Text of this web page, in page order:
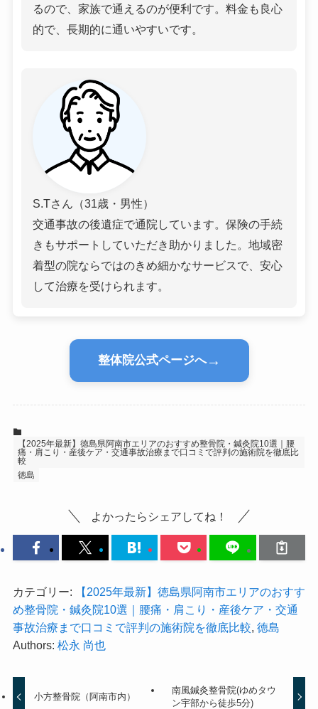
るので、家族で通えるのが便利です。料金も良心
的で、長期的に通いやすいです。
S.Tさん（31歳・男性）
交通事故の後遺症で通院しています。保険の手続
きもサポートしていただき助かりました。地域密
着型の院ならではのきめ細かなサービスで、安心
して治療を受けられます。
整体院公式ページへ→
【2025年最新】徳島県阿南市エリアのおすすめ整骨院・鍼灸院10選｜腰
痛・肩こり・産後ケア・交通事故治療まで口コミで評判の施術院を徹底比
較
徳島
よかったらシェアしてね！
カテゴリー:
【2025年最新】徳島県阿南市エリアのおすす
め整骨院・鍼灸院10選｜腰痛・肩こり・産後ケア・交通
事故治療まで口コミで評判の施術院を徹底比較, 徳島
Authors: 松永 尚也
小方整骨院（阿南市内）
南風鍼灸整骨院(ゆめタウ
ン宇部から徒歩5分)